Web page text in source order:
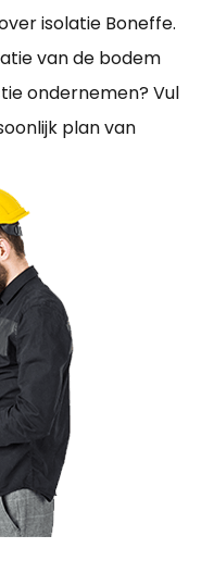
isolatie Boneffe.
van de bodem
ondernemen? Vul
plan van